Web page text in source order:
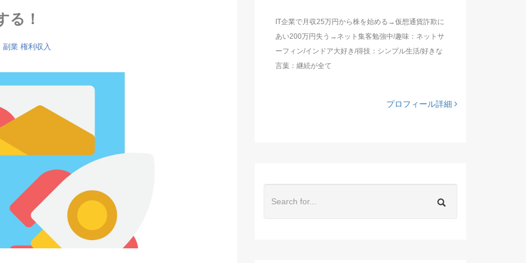
る！
副業 権利収入
IT企業で月収25万円から株を始める→仮想通貨詐欺に
あい200万円失う→ネット集客勉強中/趣味：ネットサ
ーフィン/インドア大好き/得技：シンプル生活/好きな
言葉：継続が全て
プロフィール詳細